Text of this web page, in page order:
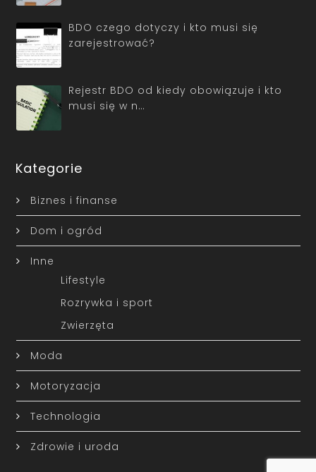
BDO czego dotyczy i kto musi się
zarejestrować?
Rejestr BDO od kiedy obowiązuje i kto
musi się w n…
Kategorie
Biznes i finanse
Dom i ogród
Inne
Lifestyle
Rozrywka i sport
Zwierzęta
Moda
Motoryzacja
Technologia
Zdrowie i uroda